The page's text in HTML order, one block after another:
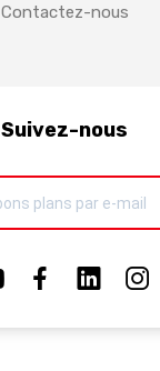
Contactez-nous
Suivez-nous